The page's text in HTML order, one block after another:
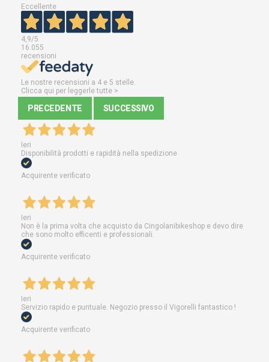
Eccellente
4,9/5
16.055
recensioni
Le nostre recensioni a 4 e 5 stelle.
Clicca qui per leggerle tutte >
PRECEDENTE SUCCESSIVO
Ieri
Disponibilità prodotti e rapidità nella spedizione
Acquirente verificato
Ieri
Non è la prima volta che acquisto da Cingolanibikeshop e devo dire
che sono molto efficenti e professionali.
Acquirente verificato
Ieri
Servizio rapido e puntuale. Negozio presso il Vigorelli fantastico !
Acquirente verificato